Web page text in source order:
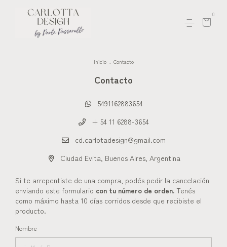
0
Inicio . Contacto
Contacto
5491162883654
+ 54 11 6288-3654
cd.carlotadesign@gmail.com
Ciudad Evita, Buenos Aires, Argentina
Si te arrepentiste de una compra, podés pedir la cancelación
enviando este formulario con tu número de orden. Tenés
como máximo hasta 10 días corridos desde que recibiste el
producto.
Nombre